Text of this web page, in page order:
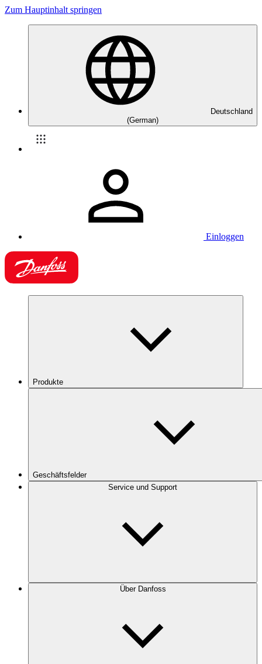
Zum Hauptinhalt springen
Deutschland
(German)
Einloggen
Produkte
Geschäftsfelder
Service und Support
Über Danfoss